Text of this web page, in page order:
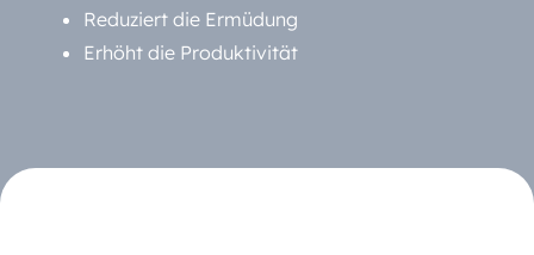
Reduziert die Ermüdung
Erhöht die Produktivität